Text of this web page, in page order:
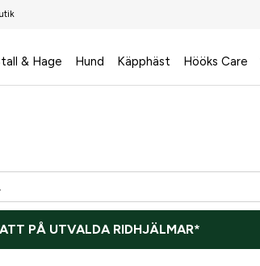
& Hage Hund Käpphäst Hööks Care
PÅ UTVALDA RIDHJÄLMAR*